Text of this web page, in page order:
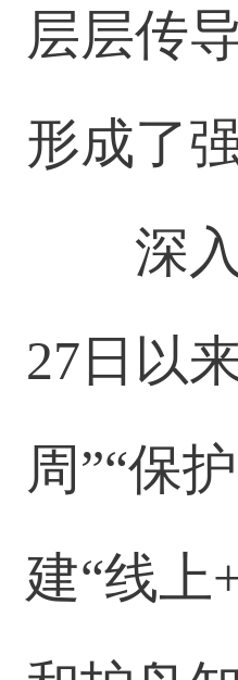
层层传
形成了
深
27日以
周”“保
建“线上